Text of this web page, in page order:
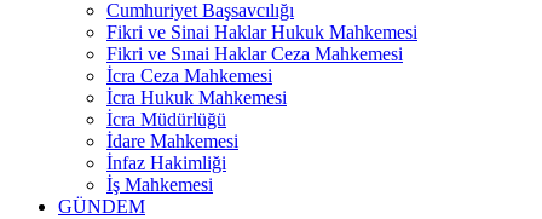
Cumhuriyet Başsavcılığı
Fikri ve Sinai Haklar Hukuk Mahkemesi
Fikri ve Sınai Haklar Ceza Mahkemesi
İcra Ceza Mahkemesi
İcra Hukuk Mahkemesi
İcra Müdürlüğü
İdare Mahkemesi
İnfaz Hakimliği
İş Mahkemesi
GÜNDEM